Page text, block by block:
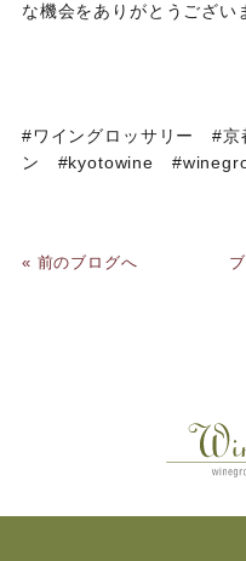
な機会をありがとうござい
#ワイングロッサリー #
ン #kyotowine
« 前のブログへ